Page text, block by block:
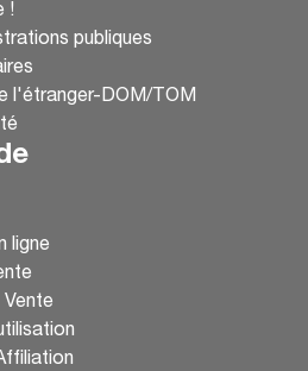
!
publiques
l'étranger-DOM/TOM
ligne